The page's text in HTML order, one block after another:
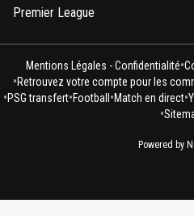
Premier League
Mentions Légales - Confidentialité•
•Retrouvez votre compte pour les
•PSG transfert•Football•Match en direct•
•
Powered by